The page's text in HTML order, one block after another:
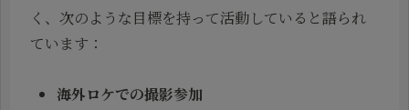
く、次のような目標を持って活動していると語られ
ています：
海外ロケでの撮影参加